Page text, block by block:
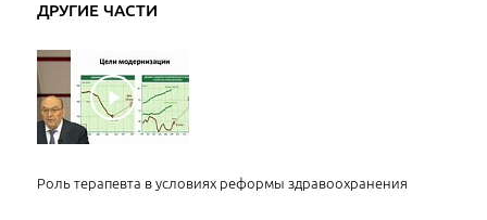
ДРУГИЕ ЧАСТИ
Роль терапевта в условиях реформы здравоохранения